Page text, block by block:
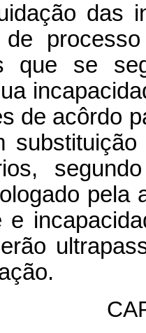
das
que se
de acôrdo
pela